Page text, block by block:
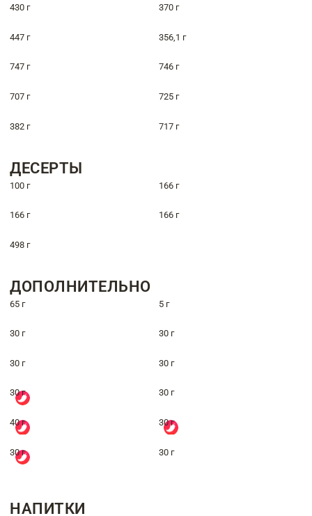
430 г 370 г
447 г 356,1 г
747 г 746 г
707 г 725 г
382 г 717 г
ДЕСЕРТЫ
100 г 166 г
166 г 166 г
498 г
ДОПОЛНИТЕЛЬНО
65 г 5 г
30 г 30 г
30 г 30 г
30 г 30 г
40 г 30 г
30 г 30 г
НАПИТКИ